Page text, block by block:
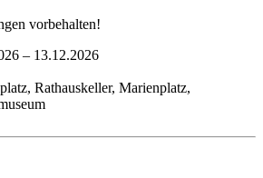
vorbehalten!
– 13.12.2026
Rathauskeller, Marienplatz,